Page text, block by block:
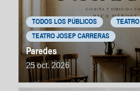
TODOS LOS PÚBLICOS TEATRO
TEATRO JOSEP CARRERAS
Paredes
25 oct. 2026